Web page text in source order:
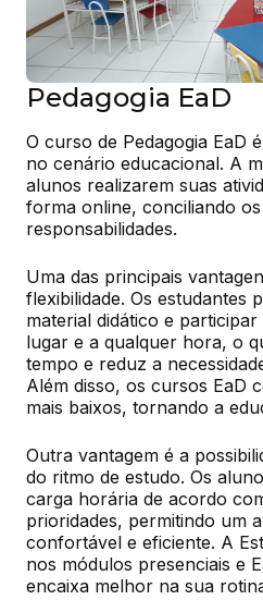
Pedagogia EaD
O curso de Pedagogia EaD
no cenário educacional. A
alunos realizarem suas
forma online, conciliando
responsabilidades.
Uma das principais
flexibilidade. Os estudantes
material didático e
lugar e a qualquer hora, o
tempo e reduz a
Além disso, os cursos EaD
mais baixos, tornando a
Outra vantagem é a
do ritmo de estudo. Os
carga horária de acordo
prioridades, permitindo um
confortável e eficiente. A
nos módulos presenciais e
encaixa melhor na sua